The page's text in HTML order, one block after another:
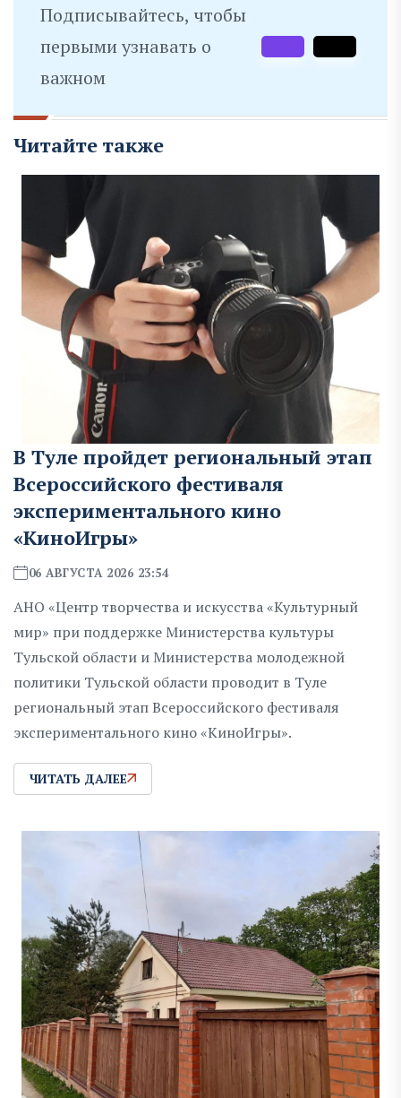
Подписывайтесь, чтобы
первыми узнавать о
важном
Читайте также
В Туле пройдет региональный этап
Всероссийского фестиваля
экспериментального кино
«КиноИгры»
06 АВГУСТА 2026 23:54
АНО «Центр творчества и искусства «Культурный
мир» при поддержке Министерства культуры
Тульской области и Министерства молодежной
политики Тульской области проводит в Туле
региональный этап Всероссийского фестиваля
экспериментального кино «КиноИгры».
ЧИТАТЬ ДАЛЕЕ